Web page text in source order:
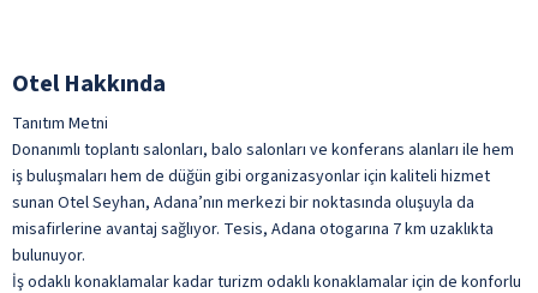
Otel Hakkında
Tanıtım Metni
Donanımlı toplantı salonları, balo salonları ve konferans alanları ile hem
iş buluşmaları hem de düğün gibi organizasyonlar için kaliteli hizmet
sunan Otel Seyhan, Adana’nın merkezi bir noktasında oluşuyla da
misafirlerine avantaj sağlıyor. Tesis, Adana otogarına 7 km uzaklıkta
bulunuyor.
İş odaklı konaklamalar kadar turizm odaklı konaklamalar için de konforlu